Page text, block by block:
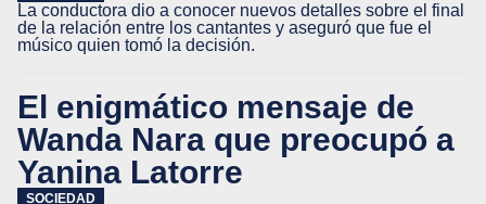
La conductora dio a conocer nuevos detalles sobre el final
de la relación entre los cantantes y aseguró que fue el
músico quien tomó la decisión.
El enigmático mensaje de
Wanda Nara que preocupó a
Yanina Latorre
SOCIEDAD